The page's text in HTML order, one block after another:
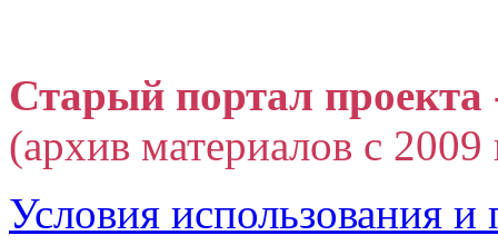
Старый портал
(архив материалов с
Условия использования